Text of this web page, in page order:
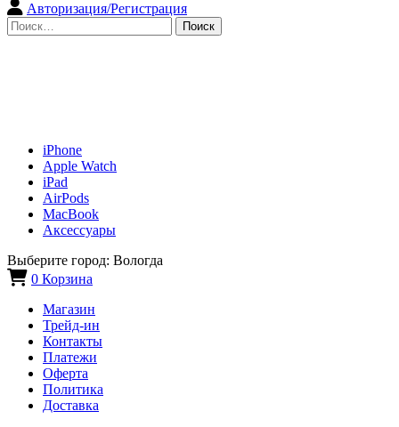
Авторизация/Регистрация
Найти:
iPhone
Apple Watch
iPad
AirPods
MacBook
Аксессуары
Выберите город: Вологда
0 Корзина
Магазин
Трейд-ин
Контакты
Платежи
Оферта
Политика
Доставка